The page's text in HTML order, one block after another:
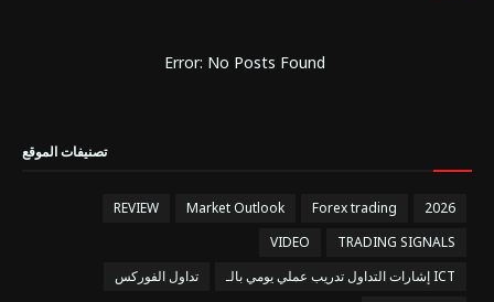
Error: No Posts Found
تصنيفات الموقع
2026
Forex trading
Market Outlook
REVIEW
TRADING SIGNALS
VIDEO
إشارات التداول تدريب عملي يومي بالـ ICT
تداول الفوركس